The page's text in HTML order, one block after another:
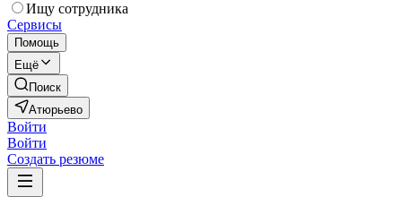
Ищу сотрудника
Сервисы
Помощь
Ещё
Поиск
Атюрьево
Войти
Войти
Создать резюме